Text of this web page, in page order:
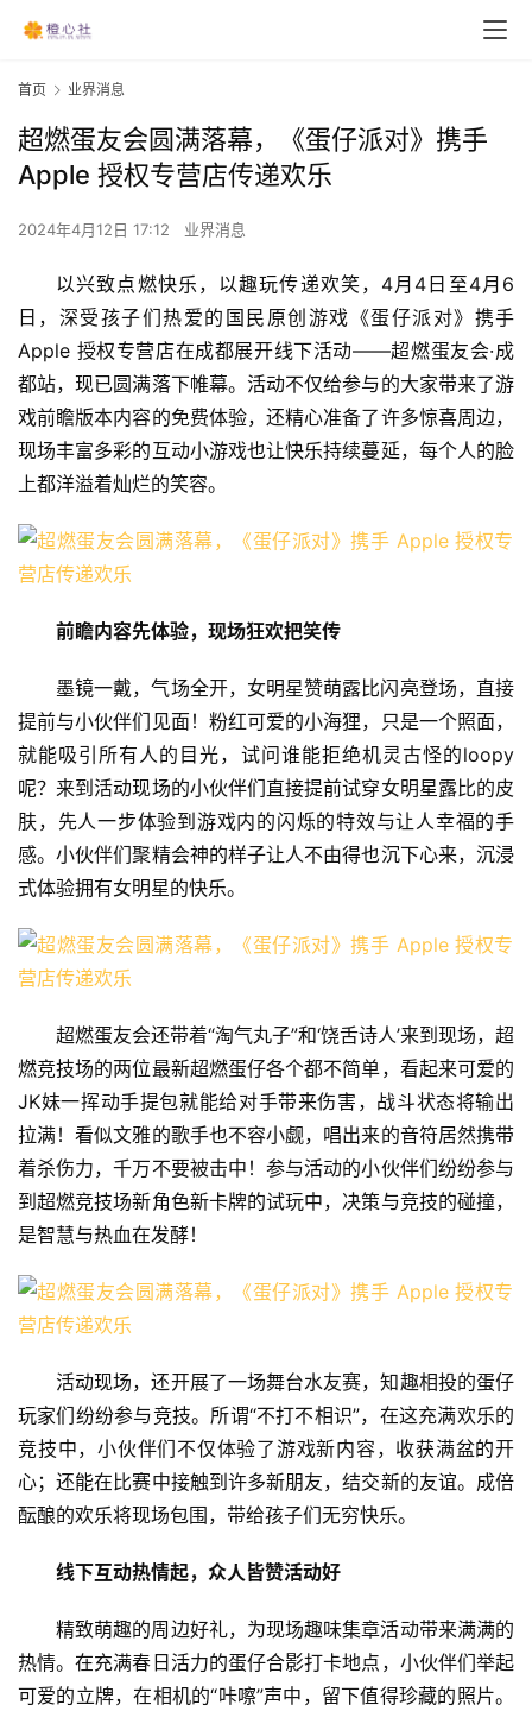
首页 业界消息
超燃蛋友会圆满落幕，《蛋仔派对》携手
Apple 授权专营店传递欢乐
2024年4月12日 17:12 业界消息
以兴致点燃快乐，以趣玩传递欢笑，4月4日至4月6
日，深受孩子们热爱的国民原创游戏《蛋仔派对》携手
Apple 授权专营店在成都展开线下活动——超燃蛋友会·成
都站，现已圆满落下帷幕。活动不仅给参与的大家带来了游
戏前瞻版本内容的免费体验，还精心准备了许多惊喜周边，
现场丰富多彩的互动小游戏也让快乐持续蔓延，每个人的脸
上都洋溢着灿烂的笑容。
前瞻内容先体验，现场狂欢把笑传
墨镜一戴，气场全开，女明星赞萌露比闪亮登场，直接
提前与小伙伴们见面！粉红可爱的小海狸，只是一个照面，
就能吸引所有人的目光，试问谁能拒绝机灵古怪的loopy
呢？来到活动现场的小伙伴们直接提前试穿女明星露比的皮
肤，先人一步体验到游戏内的闪烁的特效与让人幸福的手
感。小伙伴们聚精会神的样子让人不由得也沉下心来，沉浸
式体验拥有女明星的快乐。
超燃蛋友会还带着“淘气丸子”和‘饶舌诗人’来到现场，超
燃竞技场的两位最新超燃蛋仔各个都不简单，看起来可爱的
JK妹一挥动手提包就能给对手带来伤害，战斗状态将输出
拉满！看似文雅的歌手也不容小觑，唱出来的音符居然携带
着杀伤力，千万不要被击中！参与活动的小伙伴们纷纷参与
到超燃竞技场新角色新卡牌的试玩中，决策与竞技的碰撞，
是智慧与热血在发酵！
活动现场，还开展了一场舞台水友赛，知趣相投的蛋仔
玩家们纷纷参与竞技。所谓“不打不相识”，在这充满欢乐的
竞技中，小伙伴们不仅体验了游戏新内容，收获满盆的开
心；还能在比赛中接触到许多新朋友，结交新的友谊。成倍
酝酿的欢乐将现场包围，带给孩子们无穷快乐。
线下互动热情起，众人皆赞活动好
精致萌趣的周边好礼，为现场趣味集章活动带来满满的
热情。在充满春日活力的蛋仔合影打卡地点，小伙伴们举起
可爱的立牌，在相机的“咔嚓”声中，留下值得珍藏的照片。